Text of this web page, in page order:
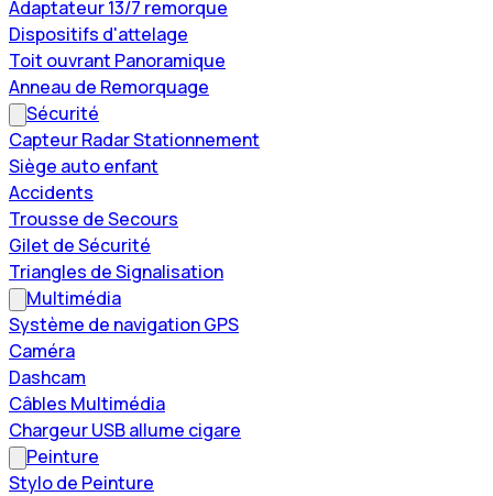
Adaptateur 13/7 remorque
Dispositifs d'attelage
Toit ouvrant Panoramique
Anneau de Remorquage
Sécurité
Capteur Radar Stationnement
Siège auto enfant
Accidents
Trousse de Secours
Gilet de Sécurité
Triangles de Signalisation
Multimédia
Système de navigation GPS
Caméra
Dashcam
Câbles Multimédia
Chargeur USB allume cigare
Peinture
Stylo de Peinture